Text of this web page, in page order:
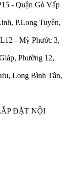
- Quận Gò Vấp
P.Long Tuyền,
- Mỹ Phước 3,
Phường 12,
Long Bình Tân,
ĐẶT NỘI